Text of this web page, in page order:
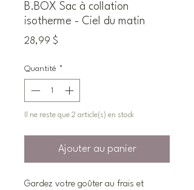
B.BOX Sac à collation
isotherme - Ciel du matin
28,99 $
Quantité *
Il ne reste que 2 article(s) en stock
Ajouter au panier
Gardez votre goûter au frais et